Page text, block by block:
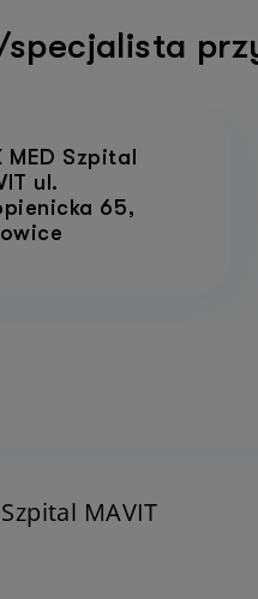
specjalista
MED Szpital
ul.
65,
MAVIT